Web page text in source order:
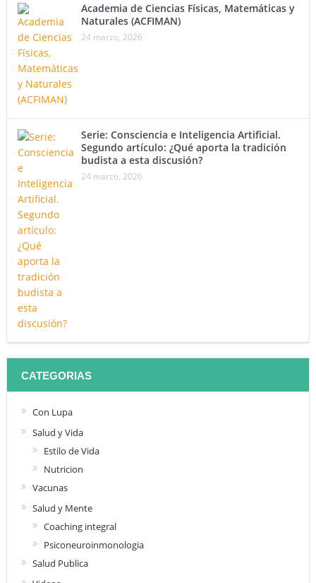
Academia de Ciencias Físicas, Matemáticas y
Naturales (ACFIMAN)
24 marzo, 2026
Serie: Consciencia e Inteligencia Artificial.
Segundo artículo: ¿Qué aporta la tradición
budista a esta discusión?
24 marzo, 2026
CATEGORIAS
Con Lupa
Salud y Vida
Estilo de Vida
Nutricion
Vacunas
Salud y Mente
Coaching integral
Psiconeuroinmonologia
Salud Publica